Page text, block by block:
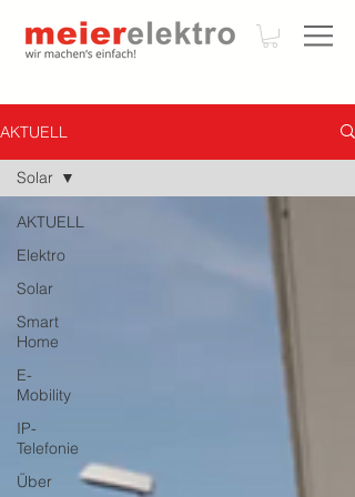
AKTUELL
AKTUELL
Elektro
Solar
Smart
Home
E-
Mobility
IP-
Telefonie
Über
Solar